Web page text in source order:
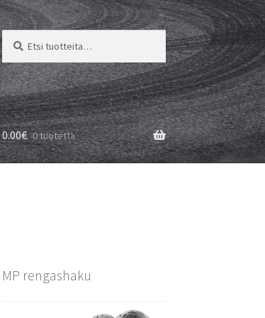
Etsi:
Haku
0.00€ 0 tuotetta
MP rengashaku